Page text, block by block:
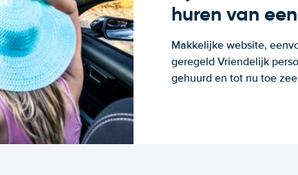
huren van
Makkelijke website,
geregeld Vriendelijk
gehuurd en tot nu toe